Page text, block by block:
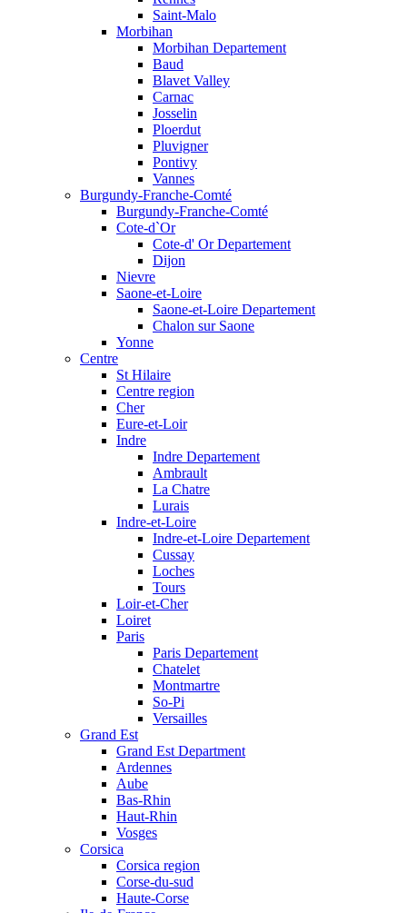
Saint-Malo
Morbihan
Morbihan Departement
Baud
Blavet Valley
Carnac
Josselin
Ploerdut
Pluvigner
Pontivy
Vannes
Burgundy-Franche-Comté
Burgundy-Franche-Comté
Cote-d`Or
Cote-d' Or Departement
Dijon
Nievre
Saone-et-Loire
Saone-et-Loire Departement
Chalon sur Saone
Yonne
Centre
St Hilaire
Centre region
Cher
Eure-et-Loir
Indre
Indre Departement
Ambrault
La Chatre
Lurais
Indre-et-Loire
Indre-et-Loire Departement
Cussay
Loches
Tours
Loir-et-Cher
Loiret
Paris
Paris Departement
Chatelet
Montmartre
So-Pi
Versailles
Grand Est
Grand Est Department
Ardennes
Aube
Bas-Rhin
Haut-Rhin
Vosges
Corsica
Corsica region
Corse-du-sud
Haute-Corse